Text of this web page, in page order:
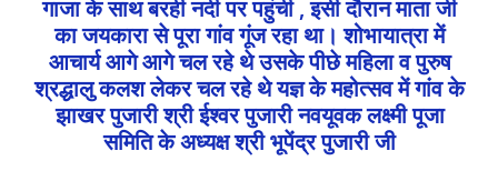
गाजा के साथ बरही नदी पर पहुंची , इसी दौरान माता जी
का जयकारा से पूरा गांव गूंज रहा था। शोभायात्रा में
आचार्य आगे आगे चल रहे थे उसके पीछे महिला व पुरुष
श्रद्धालु कलश लेकर चल रहे थे यज्ञ के महोत्सव में गांव के
झाखर पुजारी श्री ईश्वर पुजारी नवयूवक लक्ष्मी पूजा
समिति के अध्यक्ष श्री भूपेंद्र पुजारी जी